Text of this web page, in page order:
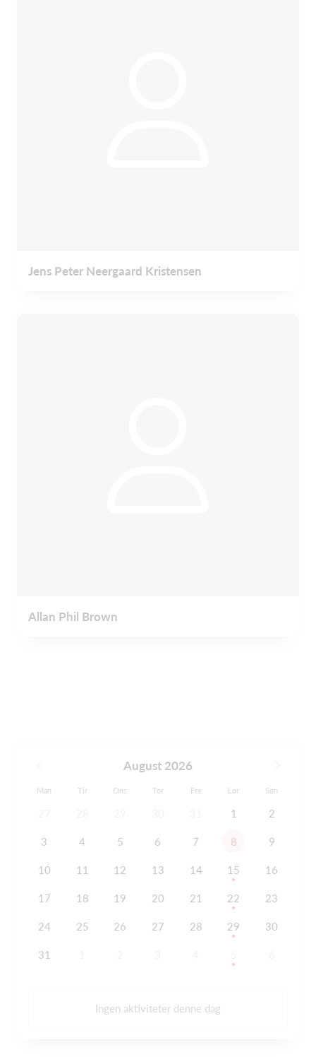
Jens Peter Neergaard Kristensen
Allan Phil Brown
August 2026
Man Tir Ons Tor Fre Lør Søn
1 2
3 4 5 6 7 8 9
10 11 12 13 14 15 16
17 18 19 20 21 22 23
24 25 26 27 28 29 30
31
Ingen aktiviteter denne dag